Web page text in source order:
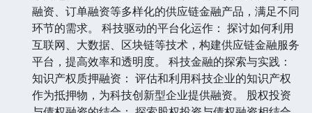
融资、订单融资等多样化的供应链金融产品，满足不同
环节的需求。 科技驱动的平台化运作： 探讨如何利用
互联网、大数据、区块链等技术，构建供应链金融服务
平台，提高效率和透明度。 科技金融的探索与实践：
知识产权质押融资： 评估和利用科技企业的知识产权
作为抵押物，为科技创新型企业提供融资。 股权投资